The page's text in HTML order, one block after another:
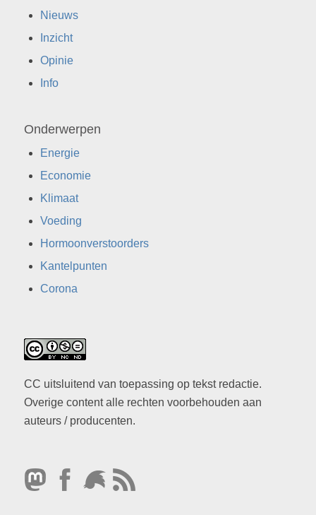
Nieuws
Inzicht
Opinie
Info
Onderwerpen
Energie
Economie
Klimaat
Voeding
Hormoonverstoorders
Kantelpunten
Corona
CC uitsluitend van toepassing op tekst redactie.
Overige content alle rechten voorbehouden aan
auteurs / producenten.